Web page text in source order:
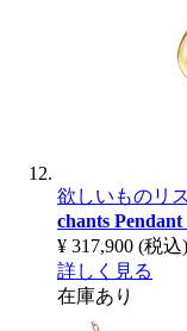
欲しいものリ
chants Pendant
¥ 317,900 (税込)
詳しく見る
在庫あり